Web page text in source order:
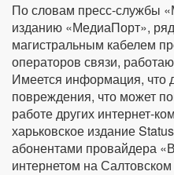
По словам пресс-службы
изданию «МедиаПорт»,
магистральным кабелем
операторов связи,
Имеется информация, что
повреждения, что может
работе других интернет-
харьковское издание
абонентами провайдера
интернетом на